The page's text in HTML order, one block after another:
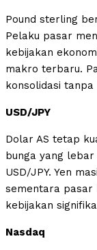
Pound sterling
Pelaku pasar
kebijakan
makro terbaru.
konsolidasi
USD/JPY
Dolar AS tetap
bunga yang
USD/JPY. Yen
sementara pasar
kebijakan
Nasdaq